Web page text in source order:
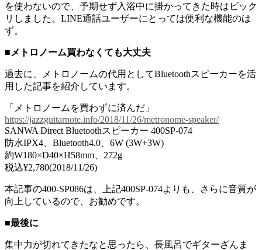
を使わないので、予期せず入浴中に掛かってきた時はビック
リしました。LINE通話ユーザーにとっては便利な機能のは
ず。
■メトロノーム買わなくても大丈夫
過去に、メトロノームの代用としてBluetoothスピーカーを活
用した記事を紹介しています。
「メトロノームを買わずに済んだ」
https://jazzguitarnote.info/2018/11/26/metronome-speaker/
SANWA Direct Bluetoothスピーカー 400SP-074
防水IPX4、Bluetooth4.0、6W (3W+3W)
約W180×D40×H58mm、272g
税込¥2,780(2018/11/26)
本記事の400-SP086は、上記400SP-074よりも、さらに音質が
向上しているので、お勧めです。
■最後に
集中力が切れてきたなと思ったら、長風呂でギターざんま